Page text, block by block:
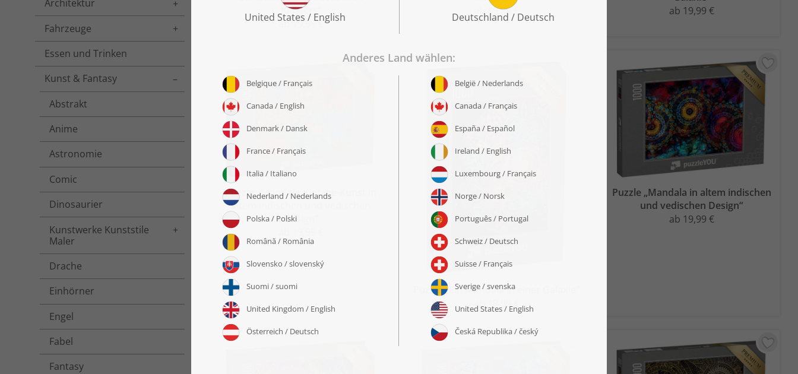
Architektur
Toggle menu
Fahrzeuge
Toggle menu
Essen und Trinken
Kunst & Fantasy
Toggle menu
Abstrakt
Anime
Astronomie
Comic
Dinosaurier
Kunstwerke Kunststile
Maler
Toggle menu
Drache
Einhörner
Engel
Fabel
Fantasy
Klosters“
ab 19,99 €
ab 19,99 €
ab 19,99 €
Puzzle „Mandala-Vintage-Kunst in
altem indischen und vedischen
Design“
Puzzle „Ein Mandala in einer Galaxie“
ab 19,99 €
Puzzle „Mandala in altem indischen
und vedischen Design“
ab 19,99 €